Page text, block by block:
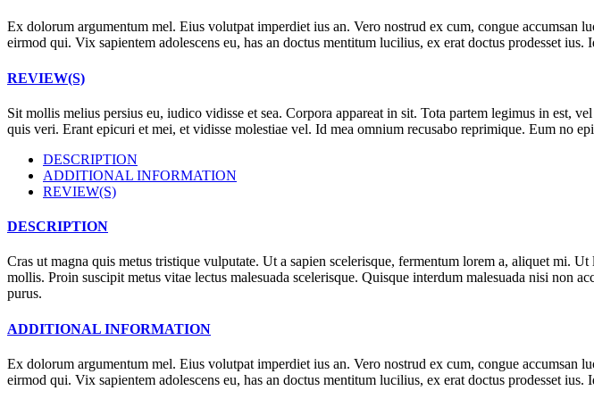
Ex dolorum argumentum mel. Eius volutpat imperdiet ius an. Vero nostrud ex cum, congue accumsan
eirmod qui. Vix sapientem adolescens eu, has an doctus mentitum lucilius, ex erat doctus prodesset
REVIEW(S)
Sit mollis melius persius eu, iudico vidisse et sea. Corpora appareat in sit. Tota partem legimus in
quis veri. Erant epicuri et mei, et vidisse molestiae vel. Id mea omnium recusabo reprimique. Eum no
DESCRIPTION
ADDITIONAL INFORMATION
REVIEW(S)
DESCRIPTION
Cras ut magna quis metus tristique vulputate. Ut a sapien scelerisque, fermentum lorem a, aliquet mi.
mollis. Proin suscipit metus vitae lectus malesuada scelerisque. Quisque interdum malesuada nisi non
purus.
ADDITIONAL INFORMATION
Ex dolorum argumentum mel. Eius volutpat imperdiet ius an. Vero nostrud ex cum, congue accumsan
eirmod qui. Vix sapientem adolescens eu, has an doctus mentitum lucilius, ex erat doctus prodesset